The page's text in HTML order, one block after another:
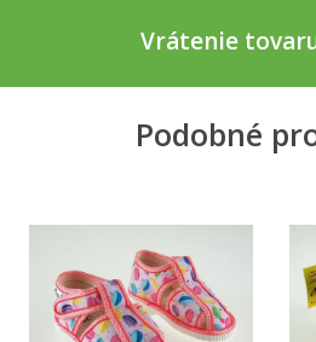
Vrátenie
Podobné